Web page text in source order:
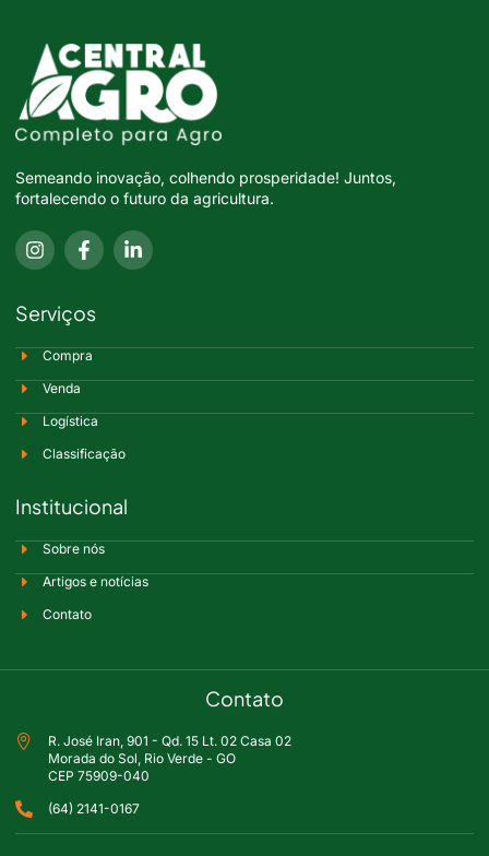
Semeando inovação, colhendo prosperidade! Juntos,
fortalecendo o futuro da agricultura.
Serviços
Compra
Venda
Logística
Classificação
Institucional
Sobre nós
Artigos e notícias
Contato
Contato
R. José Iran, 901 - Qd. 15 Lt. 02 Casa 02
Morada do Sol, Rio Verde - GO
CEP 75909-040
(64) 2141-0167